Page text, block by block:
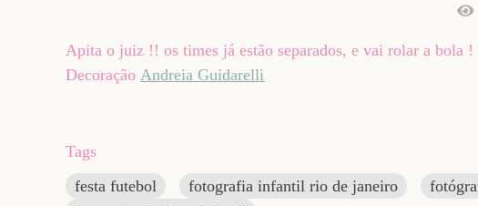
Apita o juiz !! os times já estão separados, e vai rolar a bola
Decoração Andreia Guidarelli
Tags
festa futebol
fotografia infantil rio de janeiro